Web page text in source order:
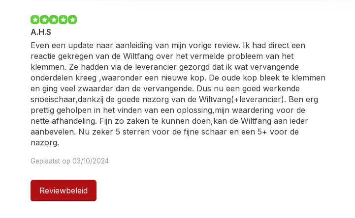
A.H.S
Even een update naar aanleiding van mijn vorige review. Ik had direct een
reactie gekregen van de Wiltfang over het vermelde probleem van het
klemmen. Ze hadden via de leverancier gezorgd dat ik wat vervangende
onderdelen kreeg ,waaronder een nieuwe kop. De oude kop bleek te klemmen
en ging veel zwaarder dan de vervangende. Dus nu een goed werkende
snoeischaar,dankzij de goede nazorg van de Wiltvang(+leverancier). Ben erg
prettig geholpen in het vinden van een oplossing,mijn waardering voor de
nette afhandeling. Fijn zo zaken te kunnen doen,kan de Wiltfang aan ieder
aanbevelen. Nu zeker 5 sterren voor de fijne schaar en een 5+ voor de
nazorg.
Geplaatst op 03/10/2024
A.H.S
Reviewbeleid